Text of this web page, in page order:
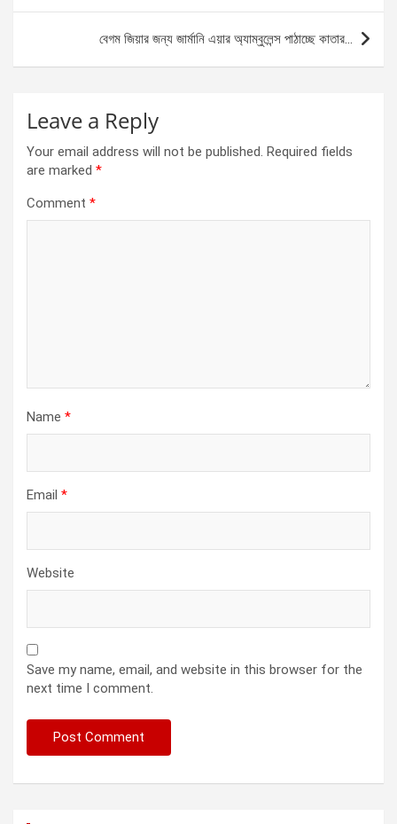
o
er p
p
বেগম জিয়ার জন্য জার্মানি এয়ার অ্যাম্বুলেন্স পাঠাচ্ছে কাতার…
Leave a Reply
Your email address will not be published. Required fields
are marked *
Comment *
Name *
Email *
Website
Save my name, email, and website in this browser for the
next time I comment.